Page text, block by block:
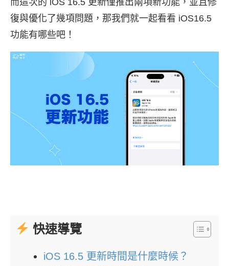
而這次的 iOS 16.5 更新僅推出兩項新功能，並且修
復與優化了幾項問題，那我們就一起看看 iOS16.5
功能有哪些吧！
快速導覽
iOS 16.5 更新時間是什麼時候？